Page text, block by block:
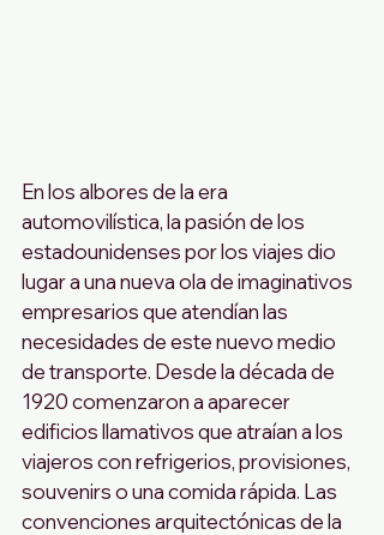
En los albores de la era
automovilística, la pasión de los
estadounidenses por los viajes dio
lugar a una nueva ola de imaginativos
empresarios que atendían las
necesidades de este nuevo medio
de transporte. Desde la década de
1920 comenzaron a aparecer
edificios llamativos que atraían a los
viajeros con refrigerios, provisiones,
souvenirs o una comida rápida. Las
convenciones arquitectónicas de la